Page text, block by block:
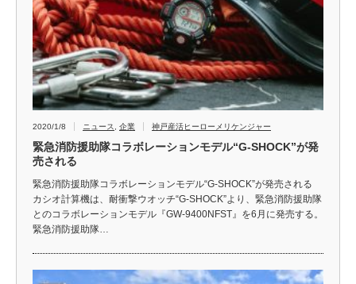
2020/1/8 ニュース 企業 神戸産活ヒーローメリケンジャー
緊急消防援助隊コラボレーションモデル“G-SHOCK”が発
売される
緊急消防援助隊コラボレーションモデル“G-SHOCK”が発売される
カシオ計算機は、耐衝撃ウオッチ“G-SHOCK”より、緊急消防援助隊
とのコラボレーションモデル『GW-9400NFST』を6月に発売する。
緊急消防援助隊…